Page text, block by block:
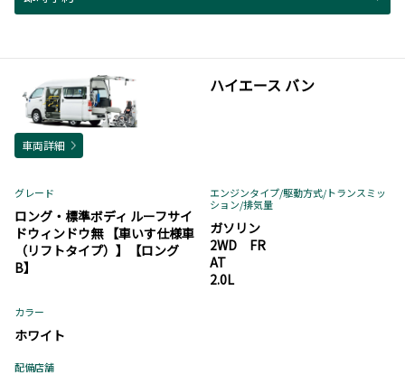
ハイエース バン
車両詳細
グレード
ロング・標準ボディ ルーフサイ
ドウィンドウ無 【車いす仕様車
（リフトタイプ）】【ロング
B】
エンジンタイプ/駆動方式/トランスミッ
ション/排気量
ガソリン
2WD FR
AT
2.0L
カラー
ホワイト
配備店舗